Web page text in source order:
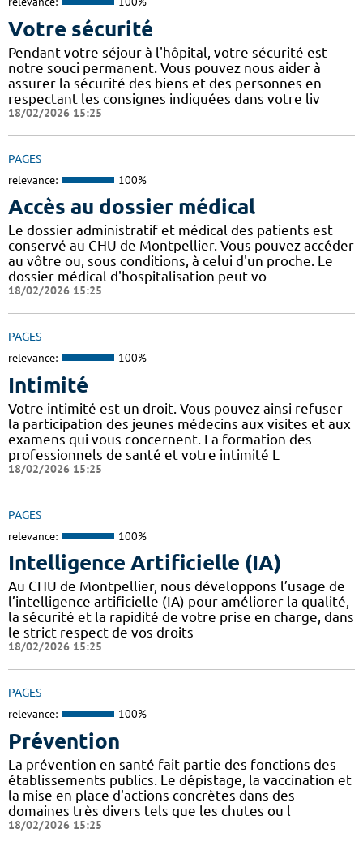
Votre sécurité
Pendant votre séjour à l'hôpital, votre sécurité est
notre souci permanent. Vous pouvez nous aider à
assurer la sécurité des biens et des personnes en
respectant les consignes indiquées dans votre liv
18/02/2026 15:25
PAGES
relevance: 100%
Accès au dossier médical
Le dossier administratif et médical des patients est
conservé au CHU de Montpellier. Vous pouvez accéder
au vôtre ou, sous conditions, à celui d'un proche. Le
dossier médical d'hospitalisation peut vo
18/02/2026 15:25
PAGES
relevance: 100%
Intimité
Votre intimité est un droit. Vous pouvez ainsi refuser
la participation des jeunes médecins aux visites et aux
examens qui vous concernent. La formation des
professionnels de santé et votre intimité L
18/02/2026 15:25
PAGES
relevance: 100%
Intelligence Artificielle (IA)
Au CHU de Montpellier, nous développons l’usage de
l’intelligence artificielle (IA) pour améliorer la qualité,
la sécurité et la rapidité de votre prise en charge, dans
le strict respect de vos droits
18/02/2026 15:25
PAGES
relevance: 100%
Prévention
La prévention en santé fait partie des fonctions des
établissements publics. Le dépistage, la vaccination et
la mise en place d'actions concrètes dans des
domaines très divers tels que les chutes ou l
18/02/2026 15:25